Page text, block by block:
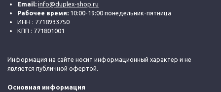
Email: info@duplex-shop.ru
Рабочее время: 10:00-19:00 понедельник-пятница
ИНН : 7718933750
КПП : 771801001
Информация на сайте носит информационный характер и не
является публичной офертой.
Основная информация